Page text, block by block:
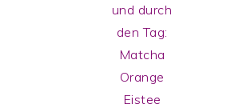
und durch
den Tag:
Matcha
Orange
Eistee